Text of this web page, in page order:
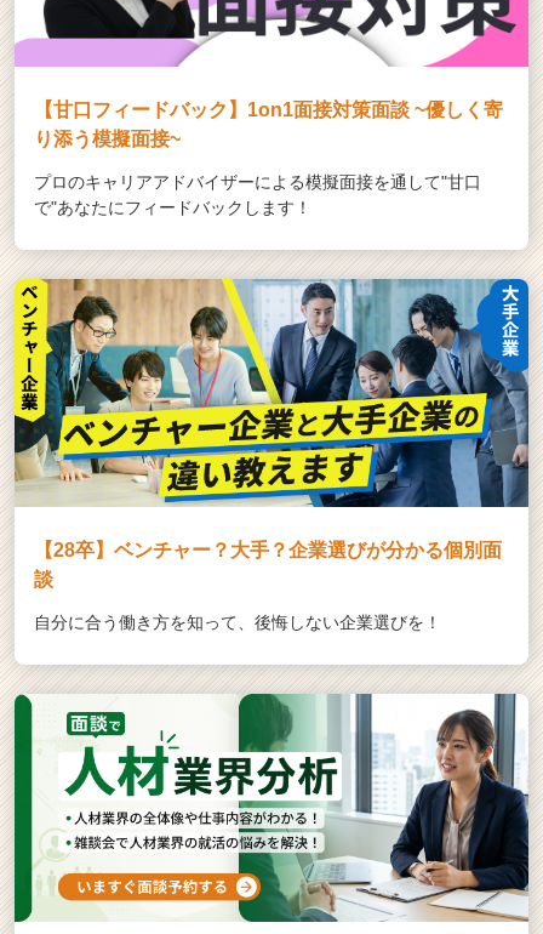
【甘口フィードバック】1on1面接対策面談 ~優しく寄
り添う模擬面接~
プロのキャリアアドバイザーによる模擬面接を通して"甘口
で"あなたにフィードバックします！
【28卒】ベンチャー？大手？企業選びが分かる個別面
談
自分に合う働き方を知って、後悔しない企業選びを！